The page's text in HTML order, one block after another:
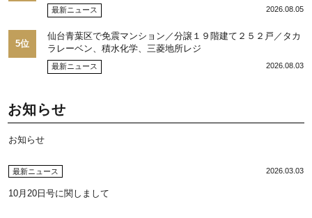
を注視／“リパーク”次世代展開／三井不動産リアルティ／児玉
光博社長に聞く
最新ニュース 2026.08.05
5位
仙台青葉区で免震マンション／分譲１９階建て２５２戸／タカ
ラレーベン、積水化学、三菱地所レジ
最新ニュース 2026.08.03
お知らせ
お知らせ
最新ニュース 2026.03.03
10月20日号に関しまして